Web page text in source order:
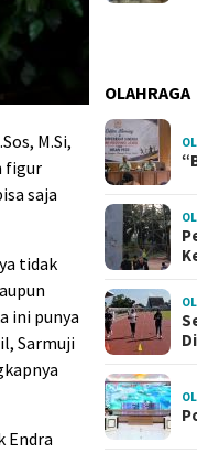
M.Si,
figur
saja
tidak
ini punya
Sarmuji
Endra
OLAHRAGA